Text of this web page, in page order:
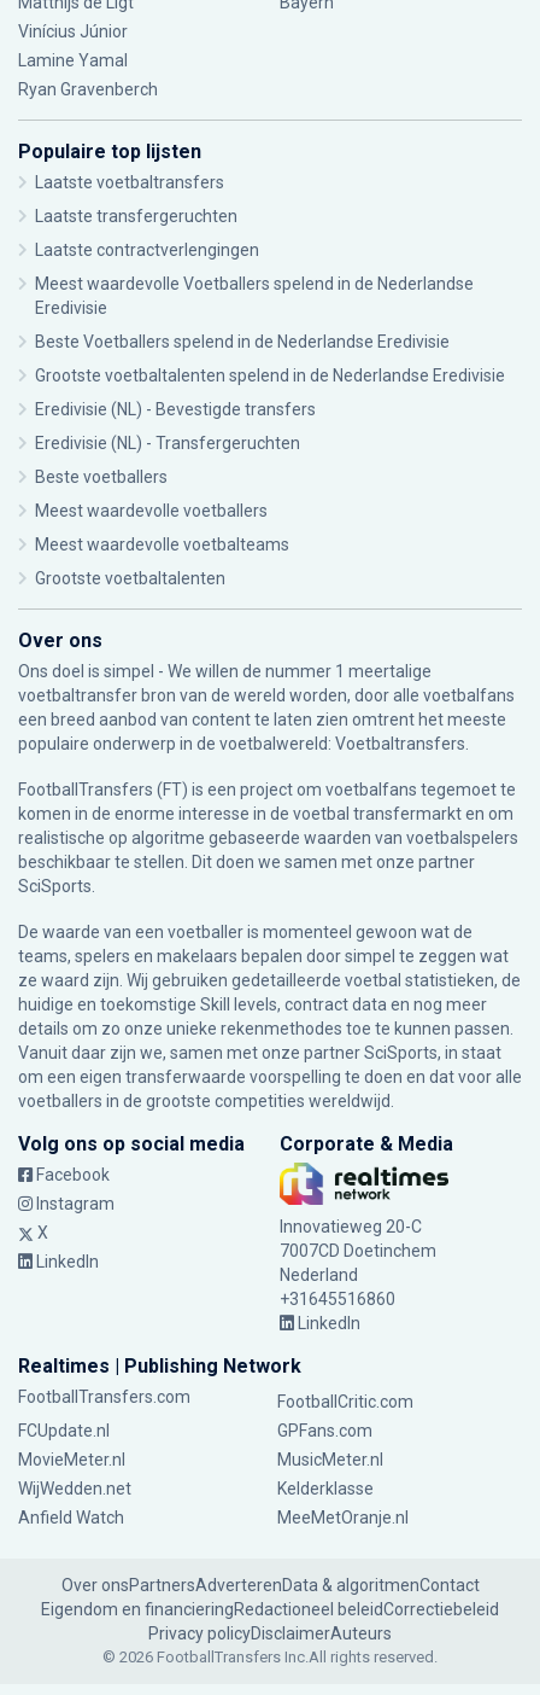
Vinícius Júnior
Lamine Yamal
Ryan Gravenberch
Populaire top lijsten
Laatste voetbaltransfers
Laatste transfergeruchten
Laatste contractverlengingen
Meest waardevolle Voetballers spelend in de Nederlandse
Eredivisie
Beste Voetballers spelend in de Nederlandse Eredivisie
Grootste voetbaltalenten spelend in de Nederlandse Eredivisie
Eredivisie (NL) - Bevestigde transfers
Eredivisie (NL) - Transfergeruchten
Beste voetballers
Meest waardevolle voetballers
Meest waardevolle voetbalteams
Grootste voetbaltalenten
Over ons
Ons doel is simpel - We willen de nummer 1 meertalige
voetbaltransfer bron van de wereld worden, door alle voetbalfans
een breed aanbod van content te laten zien omtrent het meeste
populaire onderwerp in de voetbalwereld: Voetbaltransfers.
FootballTransfers (FT) is een project om voetbalfans tegemoet te
komen in de enorme interesse in de voetbal transfermarkt en om
realistische op algoritme gebaseerde waarden van voetbalspelers
beschikbaar te stellen. Dit doen we samen met onze partner
SciSports
De waarde van een voetballer is momenteel gewoon wat de
teams, spelers en makelaars bepalen door simpel te zeggen wat
ze waard zijn. Wij gebruiken gedetailleerde voetbal statistieken, de
huidige en toekomstige Skill levels, contract data en nog meer
details om zo onze unieke rekenmethodes toe te kunnen passen.
Vanuit daar zijn we, samen met onze partner SciSports, in staat
om een eigen transferwaarde voorspelling te doen en dat voor alle
voetballers in de grootste competities wereldwijd.
Volg ons op social media
Facebook
Instagram
X
LinkedIn
Corporate & Media
Innovatieweg 20-C
7007CD Doetinchem
Nederland
+31645516860
LinkedIn
Realtimes | Publishing Network
FootballTransfers.com
FootballCritic.com
FCUpdate.nl
GPFans.com
MovieMeter.nl
MusicMeter.nl
WijWedden.net
Kelderklasse
Anfield Watch
MeeMetOranje.nl
Over onsPartnersAdverterenData & algoritmenContact
Eigendom en financieringRedactioneel beleidCorrectiebeleid
Privacy policyDisclaimerAuteurs
© 2026 FootballTransfers Inc.All rights reserved.